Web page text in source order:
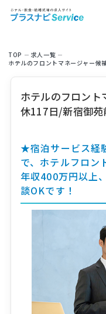
TOP
求⼈⼀覧
ホテルのフロントマネージャー
ホテルのフロン
休117日/新宿御苑
★宿泊サービス経
で、ホテルフロン
年収400万円以上
談OKです！